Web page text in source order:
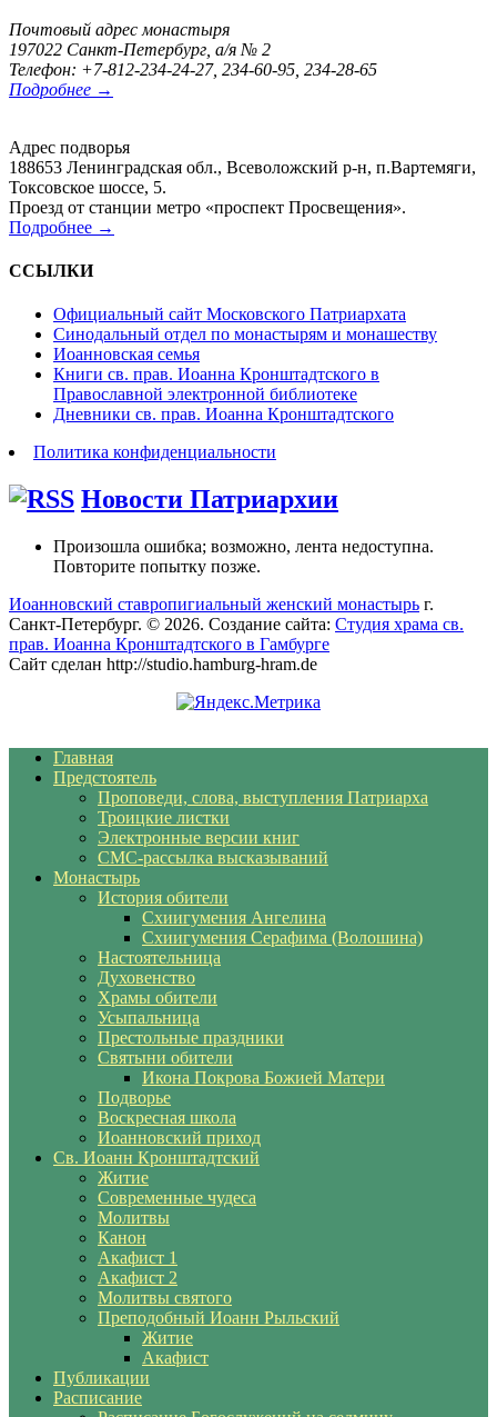
Почтовый адрес монастыря
197022 Санкт-Петербург, а/я № 2
Телефон: +7-812-234-24-27, 234-60-95, 234-28-65
Подробнее →
Адрес подворья
188653 Ленинградская обл., Всеволожский р-н, п.Вартемяги,
Токсовское шоссе, 5.
Проезд от станции метро «проспект Просвещения».
Подробнее →
ССЫЛКИ
Официальный сайт Московского Патриархата
Синодальный отдел по монастырям и монашеству
Иоанновская семья
Книги св. прав. Иоанна Кронштадтского в
Православной электронной библиотеке
Дневники св. прав. Иоанна Кронштадтского
Политика конфиденциальности
Новости Патриархии
Произошла ошибка; возможно, лента недоступна.
Повторите попытку позже.
Иоанновский ставропигиальный женский монастырь г.
Санкт-Петербург. © 2026. Создание сайта: Студия храма св.
прав. Иоанна Кронштадтского в Гамбурге
Сайт сделан http://studio.hamburg-hram.de
Главная
Предстоятель
Проповеди, слова, выступления Патриарха
Троицкие листки
Электронные версии книг
СМС-рассылка высказываний
Монастырь
История обители
Схиигумения Ангелина
Схиигумения Серафима (Волошина)
Настоятельница
Духовенство
Храмы обители
Усыпальница
Престольные праздники
Святыни обители
Икона Покрова Божией Матери
Подворье
Воскресная школа
Иоанновский приход
Св. Иоанн Кронштадтский
Житие
Современные чудеса
Молитвы
Канон
Акафист 1
Акафист 2
Молитвы святого
Преподобный Иоанн Рыльский
Житие
Акафист
Публикации
Расписание